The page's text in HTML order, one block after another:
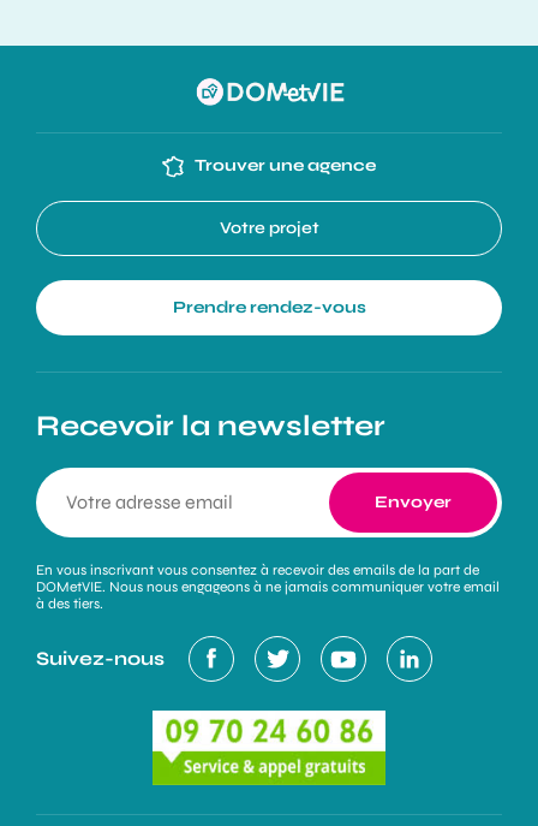
Trouver une agence
Votre projet
Prendre rendez-vous
Recevoir la newsletter
En vous inscrivant vous consentez à recevoir des emails de la part de
DOMetVIE. Nous nous engageons à ne jamais communiquer votre email
à des tiers.
Suivez-nous